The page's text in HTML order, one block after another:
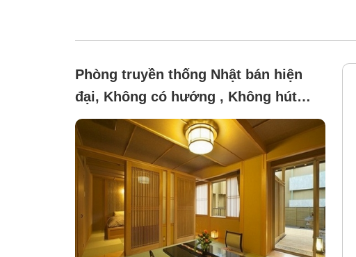
Phòng truyền thống Nhật bán hiện
đại, Không có hướng , Không hút
thuốc (Phòng ngủ T phong cách Nhật
hiện đại + phòng kiểu Nhật)